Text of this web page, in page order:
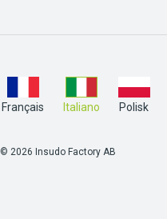
Français Italiano Polisk
© 2026 Insudo Factory AB